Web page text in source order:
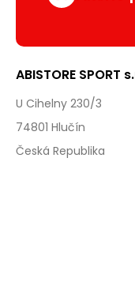
ABISTORE SPORT
U Cihelny 230/3
74801 Hlučín
Česká Republika